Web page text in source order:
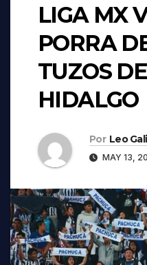
LIGA MX
PORRA
TUZOS
HIDALGO
Por Leo
MAY 13,